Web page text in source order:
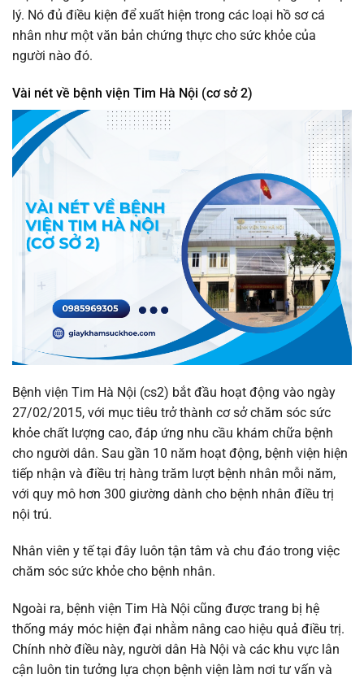
lý. Nó đủ điều kiện để xuất hiện trong các loại hồ sơ cá
nhân như một văn bản chứng thực cho sức khỏe của
người nào đó.
Vài nét về bệnh viện Tim Hà Nội (cơ sở 2)
Bệnh viện Tim Hà Nội (cs2) bắt đầu hoạt động vào ngày
27/02/2015, với mục tiêu trở thành cơ sở chăm sóc sức
khỏe chất lượng cao, đáp ứng nhu cầu khám chữa bệnh
cho người dân. Sau gần 10 năm hoạt động, bệnh viện hiện
tiếp nhận và điều trị hàng trăm lượt bệnh nhân mỗi năm,
với quy mô hơn 300 giường dành cho bệnh nhân điều trị
nội trú.
Nhân viên y tế tại đây luôn tận tâm và chu đáo trong việc
chăm sóc sức khỏe cho bệnh nhân.
Ngoài ra, bệnh viện Tim Hà Nội cũng được trang bị hệ
thống máy móc hiện đại nhằm nâng cao hiệu quả điều trị.
Chính nhờ điều này, người dân Hà Nội và các khu vực lân
cận luôn tin tưởng lựa chọn bệnh viện làm nơi tư vấn và